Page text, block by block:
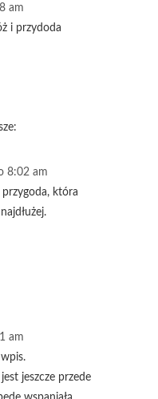
am
i przydoda
8:02 am
która
am
jeszcze przede